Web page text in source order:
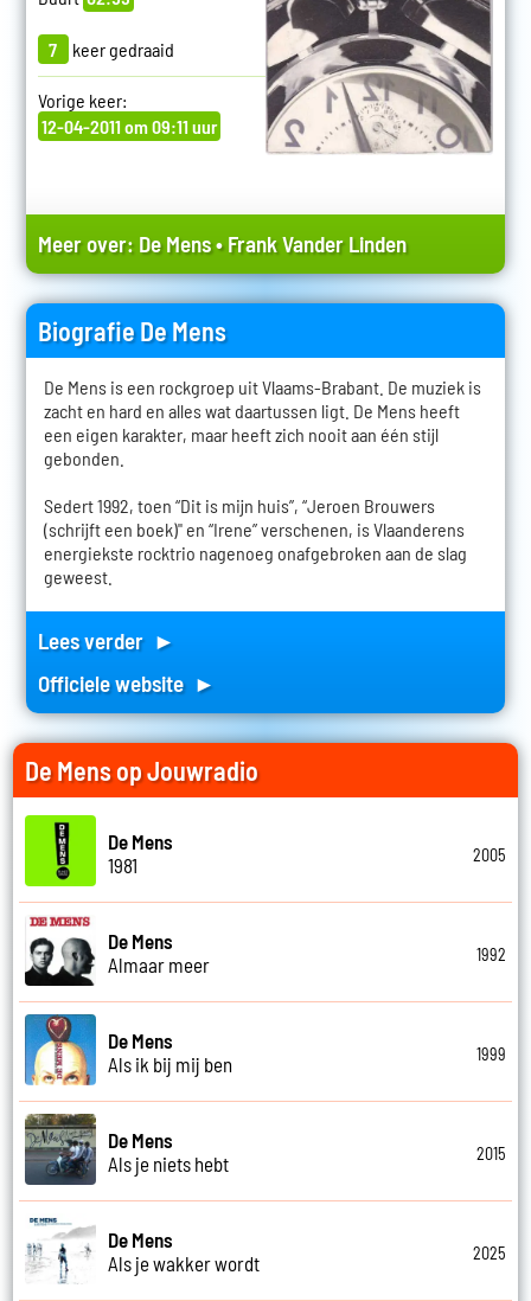
7 keer gedraaid
Vorige keer:
12-04-2011 om 09:11 uur
Meer over: De Mens•Frank Vander Linden
Biografie De Mens
De Mens is een rockgroep uit Vlaams-Brabant. De muziek is
zacht en hard en alles wat daartussen ligt. De Mens heeft
een eigen karakter, maar heeft zich nooit aan één stijl
gebonden.
Sedert 1992, toen “Dit is mijn huis”, “Jeroen Brouwers
(schrijft een boek)" en “Irene” verschenen, is Vlaanderens
energiekste rocktrio nagenoeg onafgebroken aan de slag
geweest.
Lees verder ►
Officiele website ►
De Mens op Jouwradio
De Mens
1981
2005
De Mens
Almaar meer
1992
De Mens
Als ik bij mij ben
1999
De Mens
Als je niets hebt
2015
De Mens
Als je wakker wordt
2025